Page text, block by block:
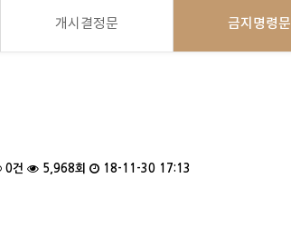
개시결정문 금지명령문
0건 5,968회
18-11-30 17:13